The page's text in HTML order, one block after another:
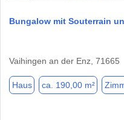
Bungalow mit Souterrain
Vaihingen an der Enz, 71665
Haus ca. 190,00 m²